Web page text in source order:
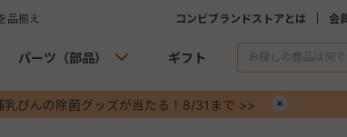
品揃え コンビブランドストアとは 会
パーツ（部品） ギフト
乳びんの除菌グッズが当たる！8/31まで >>